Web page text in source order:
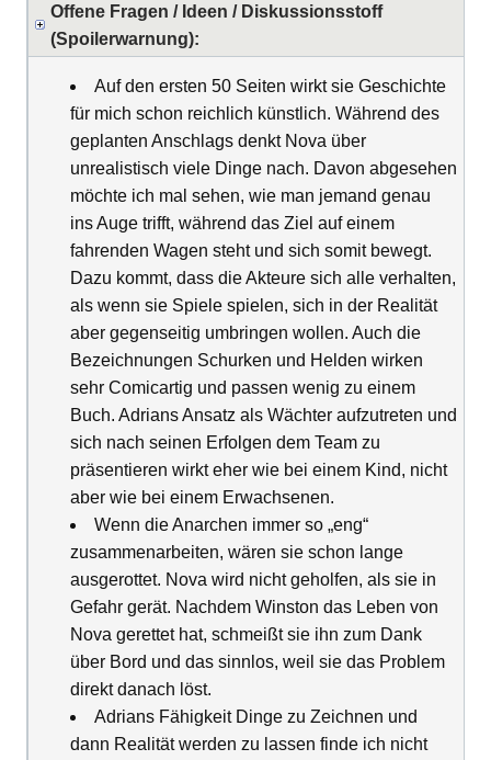
Offene Fragen / Ideen / Diskussionsstoff
(Spoilerwarnung):
Auf den ersten 50 Seiten wirkt sie Geschichte
für mich schon reichlich künstlich. Während des
geplanten Anschlags denkt Nova über
unrealistisch viele Dinge nach. Davon abgesehen
möchte ich mal sehen, wie man jemand genau
ins Auge trifft, während das Ziel auf einem
fahrenden Wagen steht und sich somit bewegt.
Dazu kommt, dass die Akteure sich alle verhalten,
als wenn sie Spiele spielen, sich in der Realität
aber gegenseitig umbringen wollen. Auch die
Bezeichnungen Schurken und Helden wirken
sehr Comicartig und passen wenig zu einem
Buch. Adrians Ansatz als Wächter aufzutreten und
sich nach seinen Erfolgen dem Team zu
präsentieren wirkt eher wie bei einem Kind, nicht
aber wie bei einem Erwachsenen.
Wenn die Anarchen immer so „eng“
zusammenarbeiten, wären sie schon lange
ausgerottet. Nova wird nicht geholfen, als sie in
Gefahr gerät. Nachdem Winston das Leben von
Nova gerettet hat, schmeißt sie ihn zum Dank
über Bord und das sinnlos, weil sie das Problem
direkt danach löst.
Adrians Fähigkeit Dinge zu Zeichnen und
dann Realität werden zu lassen finde ich nicht